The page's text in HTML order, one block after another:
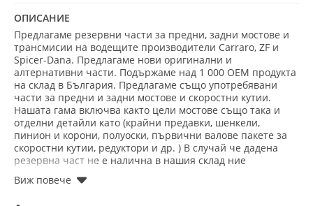
ОПИСАНИЕ
Предлагаме резервни части за предни, задни мостове и
трансмисии на водещите производители Carraro, ZF и
Spicer-Dana. Предлагаме нови оригинални и
алтернативни части. Подържаме над 1 000 ОЕМ продукта
на склад в България. Предлагаме също употребявани
части за предни и задни мостове и скоростни кутии.
Нашата гама включва както цели мостове също така и
отделни детайли като (крайни предавки, шенкели,
пинион и корони, полуоски, първични валове пакете за
скоростни кутии, редуктори и др. ) В случай че дадена
резервна част не е налична в нашия склад ние